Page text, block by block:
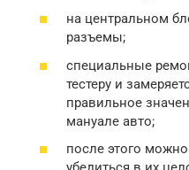
на центральном
разъемы;
специальные
тестеру и
правильное
мануале авто;
после этого